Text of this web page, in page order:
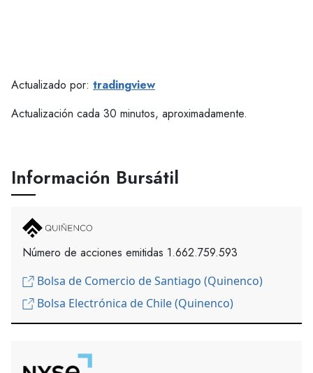
Actualizado por: tradingview
Actualización cada 30 minutos, aproximadamente.
Información Bursátil
Número de acciones emitidas 1.662.759.593
Bolsa de Comercio de Santiago (Quinenco)
Bolsa Electrónica de Chile (Quinenco)